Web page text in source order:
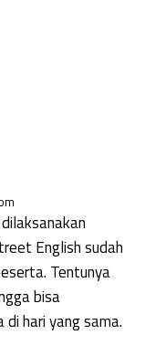
English sudah
Tentunya
bisa
hari yang sama.